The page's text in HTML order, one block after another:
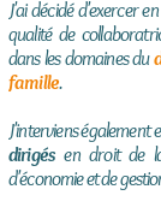
J'ai décidé d'exercer
qualité de
dans les domaines du
famille.
J'interviens également
dirigés en droit de
d'économie et de